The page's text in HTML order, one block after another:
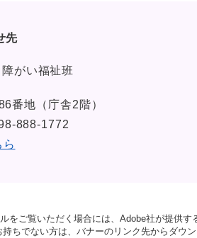
先
がい福祉班
番地（庁舎2階）
888-1772
をご覧いただく場合には、Adobe社が提供す
ちでない方は、バナーのリンク先からダウ